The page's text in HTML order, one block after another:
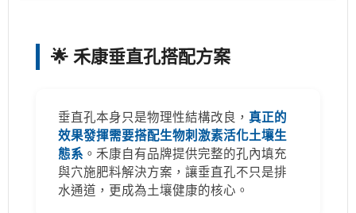
🌟 禾康垂直孔搭配方案
垂直孔本身只是物理性結構改良， 真正的
效果發揮需要搭配生物刺激素活化土壤生
態系 。禾康自有品牌提供完整的孔內填充
與穴施肥料解決方案，讓垂直孔不只是排
水通道，更成為土壤健康的核心。